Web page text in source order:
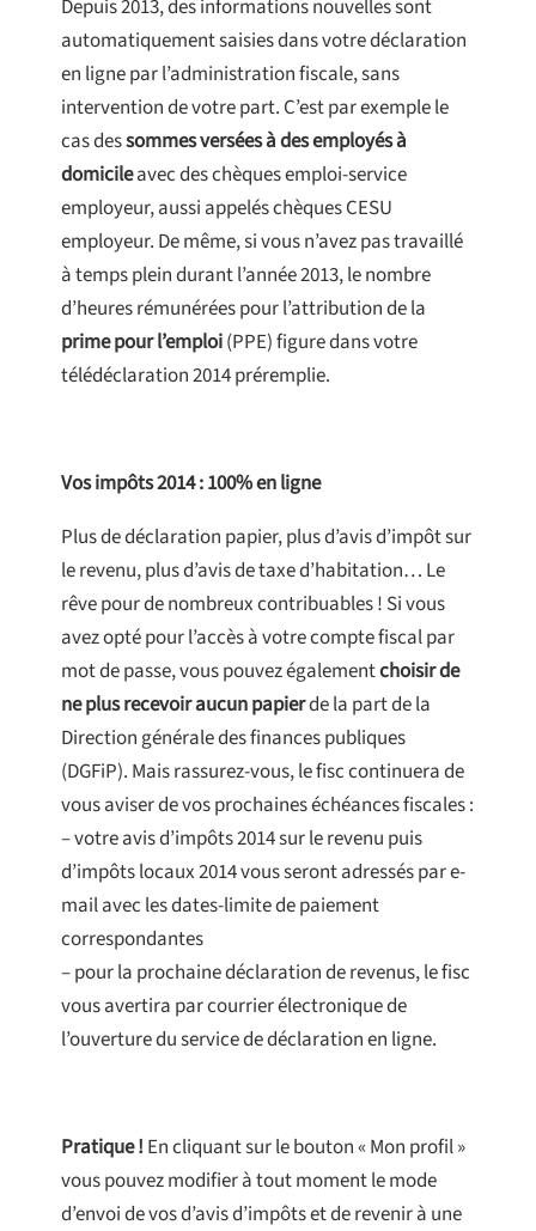
Depuis 2013, des informations nouvelles sont
automatiquement saisies dans votre déclaration
en ligne par l’administration fiscale, sans
intervention de votre part. C’est par exemple le
cas dessommes versées à des employés à
domicileavec des chèques emploi-service
employeur, aussi appelés chèques CESU
employeur. De même, si vous n’avez pas travaillé
à temps plein durant l’année 2013, le nombre
d’heures rémunérées pour l’attribution de la
prime pour l’emploi(PPE) figure dans votre
télédéclaration 2014 préremplie.
Vos impôts 2014 : 100% en ligne
Plus de déclaration papier, plus d’avis d’impôt sur
le revenu, plus d’avis de taxe d’habitation… Le
rêve pour de nombreux contribuables ! Si vous
avez opté pour l’accès à votre compte fiscal par
mot de passe, vous pouvez égalementchoisir de
ne plus recevoir aucun papierde la part de la
Direction générale des finances publiques
(DGFiP). Mais rassurez-vous, le fisc continuera de
vous aviser de vos prochaines échéances fiscales :
– votre avis d’impôts 2014 sur le revenu puis
d’impôts locaux 2014 vous seront adressés par e-
mail avec les dates-limite de paiement
correspondantes
– pour la prochaine déclaration de revenus, le fisc
vous avertira par courrier électronique de
l’ouverture du service de déclaration en ligne.
Pratique ! En cliquant sur le bouton « Mon profil »
vous pouvez modifier à tout moment le mode
d’envoi de vos d’avis d’impôts et de revenir à une